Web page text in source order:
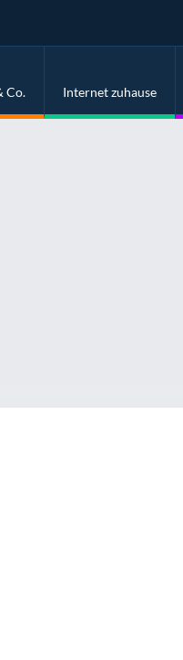
Co. Internet zuhause